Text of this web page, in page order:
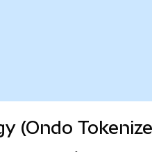
(Ondo